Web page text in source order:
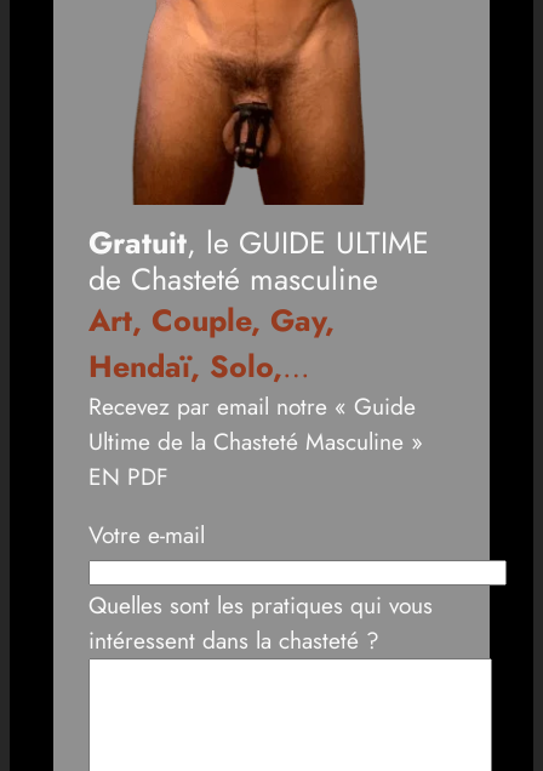
Gratuit, le GUIDE ULTIME
de Chasteté masculine
Art, Couple, Gay,
Hendaï, Solo,…
Recevez par email notre « Guide
Ultime de la Chasteté Masculine »
EN PDF
Votre e-mail
Quelles sont les pratiques qui vous
intéressent dans la chasteté ?